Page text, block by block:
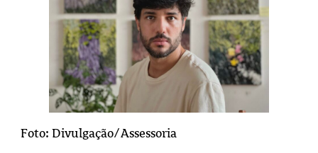
Foto: Divulgação/Assessoria